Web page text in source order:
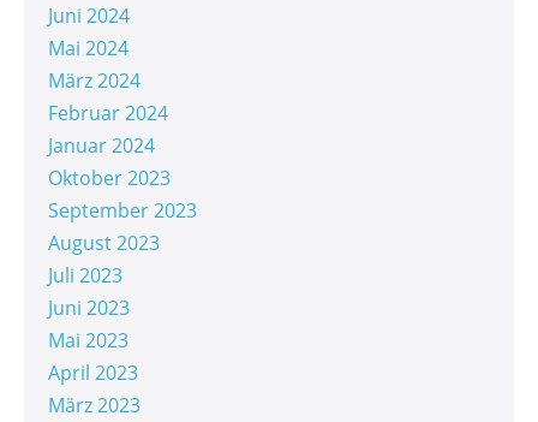
Juni 2024
Mai 2024
März 2024
Februar 2024
Januar 2024
Oktober 2023
September 2023
August 2023
Juli 2023
Juni 2023
Mai 2023
April 2023
März 2023